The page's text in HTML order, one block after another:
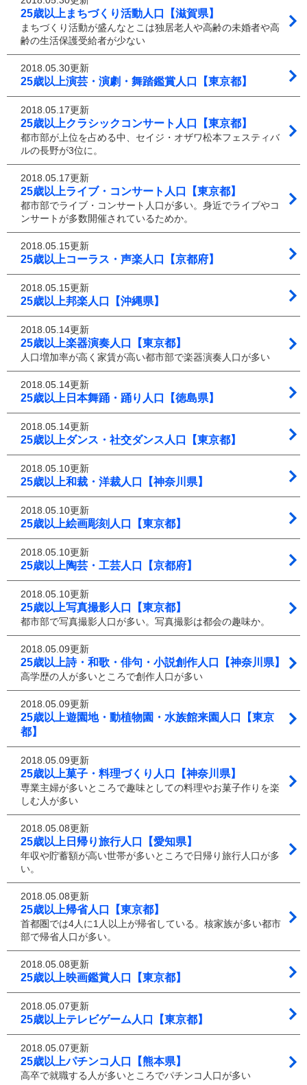
25歳以上まちづくり活動人口【滋賀県】
まちづくり活動が盛んなとこは独居老人や高齢の未婚者や高
齢の生活保護受給者が少ない
2018.05.30更新
25歳以上演芸・演劇・舞踏鑑賞人口【東京都】
2018.05.17更新
25歳以上クラシックコンサート人口【東京都】
都市部が上位を占める中、セイジ・オザワ松本フェスティバ
ルの長野が3位に。
2018.05.17更新
25歳以上ライブ・コンサート人口【東京都】
都市部でライブ・コンサート人口が多い。身近でライブやコ
ンサートが多数開催されているためか。
2018.05.15更新
25歳以上コーラス・声楽人口【京都府】
2018.05.15更新
25歳以上邦楽人口【沖縄県】
2018.05.14更新
25歳以上楽器演奏人口【東京都】
人口増加率が高く家賃が高い都市部で楽器演奏人口が多い
2018.05.14更新
25歳以上日本舞踊・踊り人口【徳島県】
2018.05.14更新
25歳以上ダンス・社交ダンス人口【東京都】
2018.05.10更新
25歳以上和裁・洋裁人口【神奈川県】
2018.05.10更新
25歳以上絵画彫刻人口【東京都】
2018.05.10更新
25歳以上陶芸・工芸人口【京都府】
2018.05.10更新
25歳以上写真撮影人口【東京都】
都市部で写真撮影人口が多い。写真撮影は都会の趣味か。
2018.05.09更新
25歳以上詩・和歌・俳句・小説創作人口【神奈川県】
高学歴の人が多いところで創作人口が多い
2018.05.09更新
25歳以上遊園地・動植物園・水族館来園人口【東京
都】
2018.05.09更新
25歳以上菓子・料理づくり人口【神奈川県】
専業主婦が多いところで趣味としての料理やお菓子作りを楽
しむ人が多い
2018.05.08更新
25歳以上日帰り旅行人口【愛知県】
年収や貯蓄額が高い世帯が多いところで日帰り旅行人口が多
い。
2018.05.08更新
25歳以上帰省人口【東京都】
首都圏では4人に1人以上が帰省している。核家族が多い都市
部で帰省人口が多い。
2018.05.08更新
25歳以上映画鑑賞人口【東京都】
2018.05.07更新
25歳以上テレビゲーム人口【東京都】
2018.05.07更新
25歳以上パチンコ人口【熊本県】
高卒で就職する人が多いところでパチンコ人口が多い